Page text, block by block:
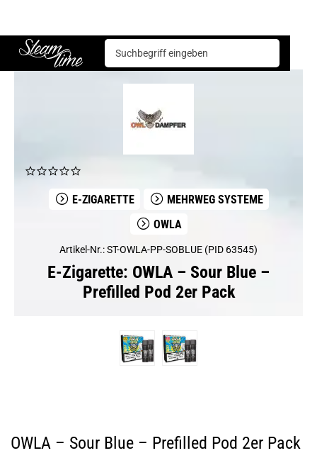
Steam time
E-Zigarette Mehrweg Systeme OWLA
E-ZIGARETTE
MEHRWEG SYSTEME
OWLA
Artikel-Nr.: ST-OWLA-PP-SOBLUE (PID 63545)
E-Zigarette: OWLA – Sour Blue –
Prefilled Pod 2er Pack
OWLA – Sour Blue – Prefilled Pod 2er Pack